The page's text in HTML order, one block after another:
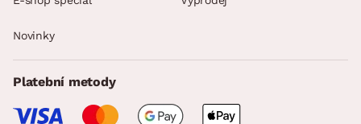
Novinky
Platební metody